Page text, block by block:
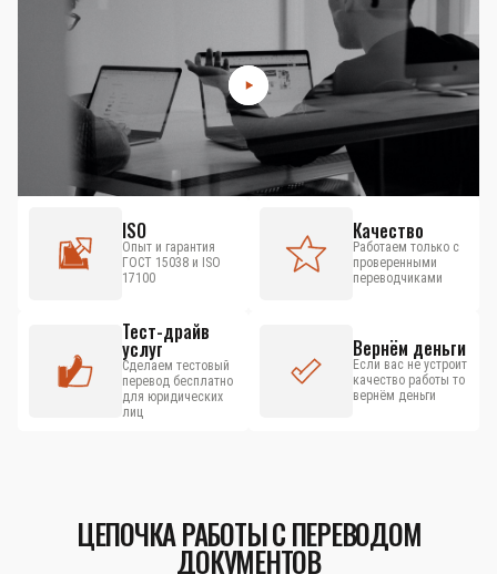
ISO
Опыт и гарантия
ГОСТ 15038 и ISO
17100
Качество
Работаем только с
проверенными
переводчиками
Тест-драйв
услуг
Сделаем тестовый
перевод бесплатно
для юридических
лиц
Вернём деньги
Если вас не устроит
качество работы то
вернём деньги
ЦЕПОЧКА РАБОТЫ С ПЕРЕВОДОМ
ДОКУМЕНТОВ